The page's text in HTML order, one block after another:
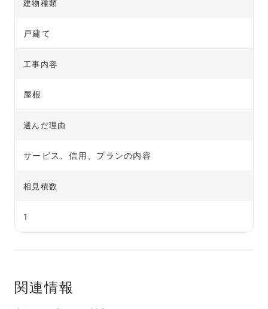
建物種類
戸建て
工事内容
屋根
選んだ理由
サービス、信用、プランの内容
相見積数
1
関連情報